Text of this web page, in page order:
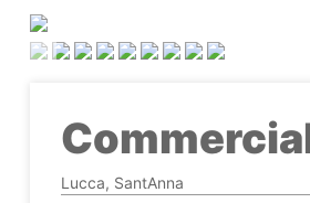
Lucca, SantAnna